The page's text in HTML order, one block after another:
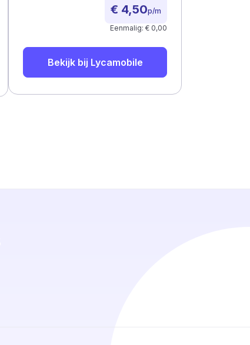
€ 4,50p/m
Eenmalig: € 0,00
Bekijk bij Lycamobile